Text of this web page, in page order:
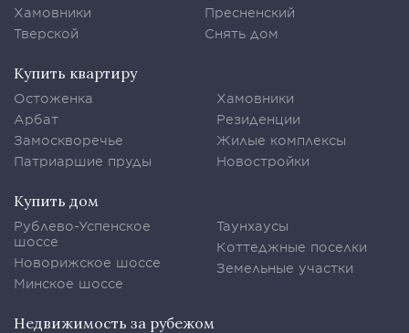
Хамовники
Тверской
Пресненский
Снять дом
Купить квартиру
Остоженка
Арбат
Замоскворечье
Патриаршие пруды
Хамовники
Резиденции
Жилые комплексы
Новостройки
Купить дом
Рублево-Успенское
шоссе
Новорижское шоссе
Минское шоссе
Таунхаусы
Коттеджные поселки
Земельные участки
Недвижимость за рубежом